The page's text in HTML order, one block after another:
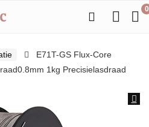
0
E71T-GS Flux-Core
1kg Precisielasdraad